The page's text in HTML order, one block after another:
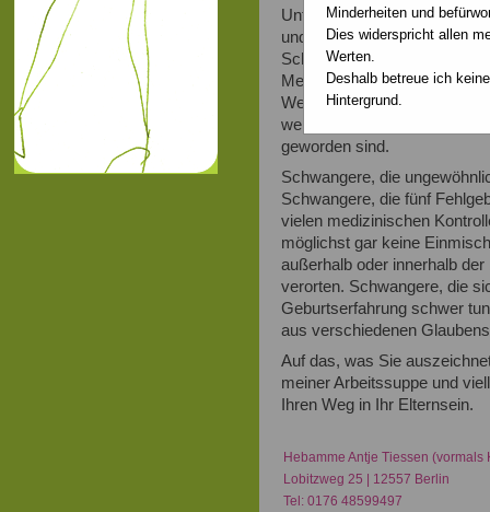
Unter den Menschen, die
und welche, die 146 kg
Schwangere, die von
Menschen, die Frauen
Welche, die einen hohen
werden und welche, die es
geworden sind.
Schwangere, die
Schwangere, die fünf
vielen medizinischen
möglichst gar keine
außerhalb oder innerhalb
verorten. Schwangere, die
Geburtserfahrung schwer
aus verschiedenen
Auf das, was Sie
meiner Arbeitssuppe und
Ihren Weg in Ihr Elternsein.
Hebamme Antje Tiessen (vormals
Lobitzweg 25 | 12557 Berlin
Tel: 0176 48599497
Minderheiten und
Dies widerspricht allen
Werten.
Deshalb betreue ich
Hintergrund.